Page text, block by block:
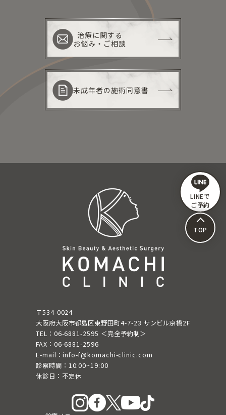
治療に関する
お悩み・ご相談
未成年者の施術同意書
〒534-0024
大阪府大阪市都島区東野田町4-7-23 サンビル京橋2F
TEL：06-6881-2595 ＜完全予約制＞
FAX：06-6881-2596
E-mail：info-f@komachi-clinic.com
診察時間：10:00~19:00
休診日：不定休
LINEで
ご予約
TOP